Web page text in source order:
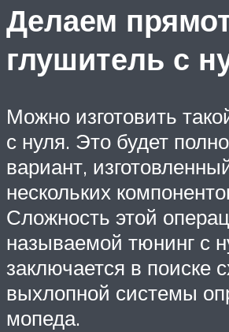
Делаем
глушитель с
Можно изготовить
с нуля. Это будет
вариант,
нескольких
Сложность этой
называемой тюнинг с
заключается в поиске
выхлопной системы
мопеда.